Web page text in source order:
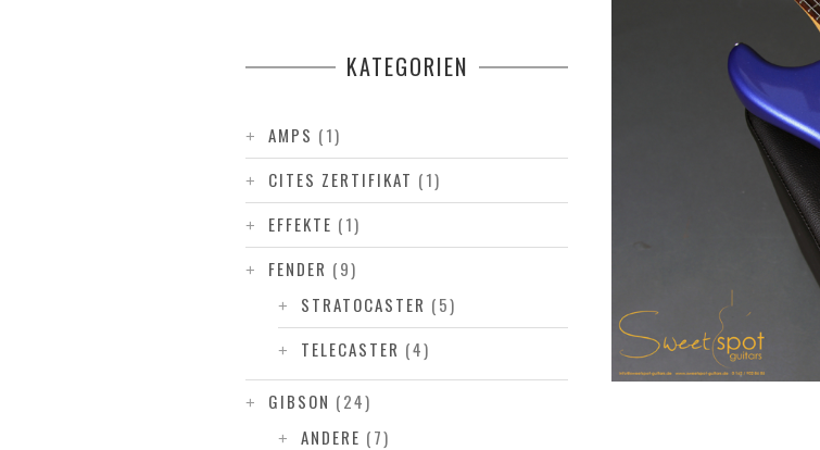
KATEGORIEN
AMPS (1)
CITES ZERTIFIKAT (1)
EFFEKTE (1)
FENDER (9)
STRATOCASTER (5)
TELECASTER (4)
GIBSON (24)
ANDERE (7)